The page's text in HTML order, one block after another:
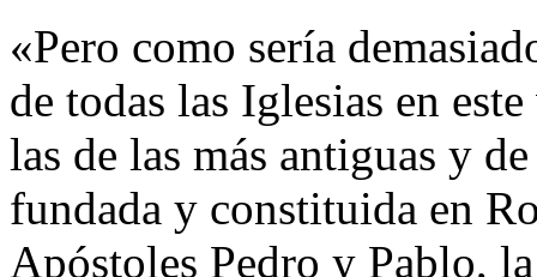
«Pero como sería
de todas las Iglesias en
las de las más antiguas y
fundada y constituida en
Apóstoles Pedro y Pablo,